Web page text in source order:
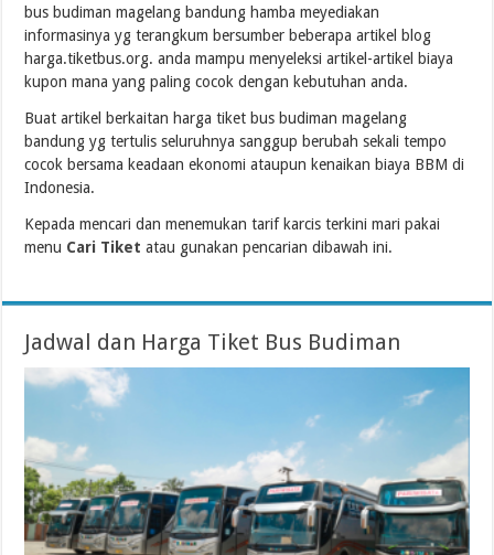
bus budiman magelang bandung hamba meyediakan
informasinya yg terangkum bersumber beberapa artikel blog
harga.tiketbus.org. anda mampu menyeleksi artikel-artikel biaya
kupon mana yang paling cocok dengan kebutuhan anda.
Buat artikel berkaitan harga tiket bus budiman magelang
bandung yg tertulis seluruhnya sanggup berubah sekali tempo
cocok bersama keadaan ekonomi ataupun kenaikan biaya BBM di
Indonesia.
Kepada mencari dan menemukan tarif karcis terkini mari pakai
menu Cari Tiket atau gunakan pencarian dibawah ini.
Jadwal dan Harga Tiket Bus Budiman